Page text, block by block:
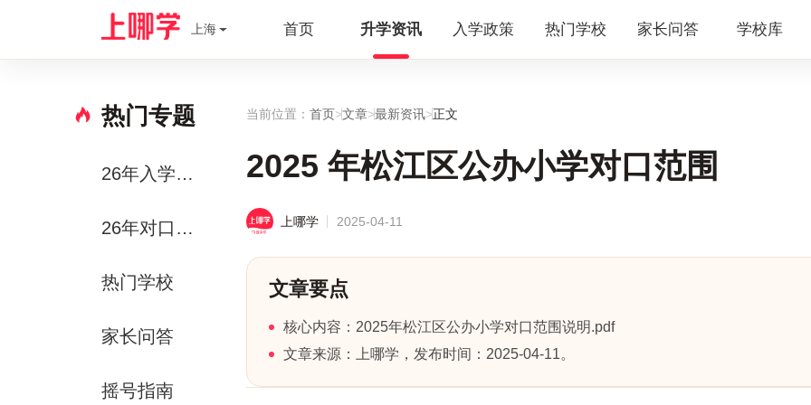
上海 首页 升学资讯 入学政策 热门学校 家长问答 学校库
热门专题
26年入学政策
26年对口方案
热门学校
家长问答
摇号指南
当前位置： 首页>文章>最新资讯>正文
2025 年松江区公办小学对口范围
上哪学 2025-04-11
文章要点
核心内容：2025年松江区公办小学对口范围说明.pdf
文章来源：上哪学，发布时间：2025-04-11。